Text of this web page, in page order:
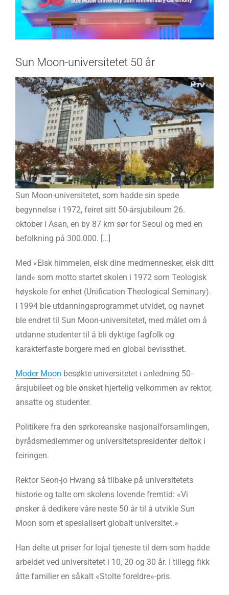
Sun Moon-universitetet 50 år
Sun Moon-universitetet, som hadde sin spede
begynnelse i 1972, feiret sitt 50-årsjubileum 26.
oktober i Asan, en by 87 km sør for Seoul og med en
befolkning på 300.000. […]
Med «Elsk himmelen, elsk dine medmennesker, elsk ditt
land» som motto startet skolen i 1972 som Teologisk
høyskole for enhet (Unification Theological Seminary).
I 1994 ble utdanningsprogrammet utvidet, og navnet
ble endret til Sun Moon-universitetet, med målet om å
utdanne studenter til å bli dyktige fagfolk og
karakterfaste borgere med en global bevissthet.
Moder Moon besøkte universitetet i anledning 50-
årsjubileet og ble ønsket hjertelig velkommen av rektor,
ansatte og studenter.
Politikere fra den sørkoreanske nasjonalforsamlingen,
byrådsmedlemmer og universitetspresidenter deltok i
feiringen.
Rektor Seon-jo Hwang så tilbake på universitetets
historie og talte om skolens lovende fremtid: «Vi
ønsker å dedikere våre neste 50 år til å utvikle Sun
Moon som et spesialisert globalt universitet.»
Han delte ut priser for lojal tjeneste til dem som hadde
arbeidet ved universitetet i 10, 20 og 30 år. I tillegg fikk
åtte familier en såkalt «Stolte foreldre»-pris.